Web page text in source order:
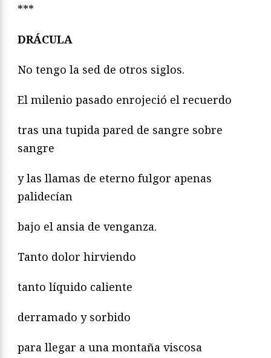
***
DRÁCULA
No tengo la sed de otros siglos.
El milenio pasado enrojeció el recuerdo
tras una tupida pared de sangre sobre
sangre
y las llamas de eterno fulgor apenas
palidecían
bajo el ansia de venganza.
Tanto dolor hirviendo
tanto líquido caliente
derramado y sorbido
para llegar a una montaña viscosa